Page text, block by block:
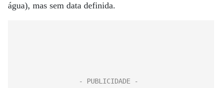
água), mas sem data definida.